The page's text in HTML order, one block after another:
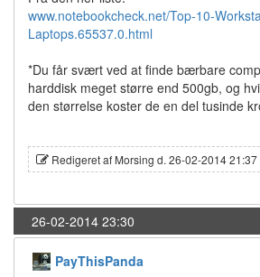
www.notebookcheck.net/Top-10-
Laptops.65537.0.html
*Du får svært ved at finde bærbare
harddisk meget større end 500gb, og
den størrelse koster de en del tusinde
Redigeret af Morsing d. 26-02-2014 21:37
26-02-2014 23:30
PayThisPanda